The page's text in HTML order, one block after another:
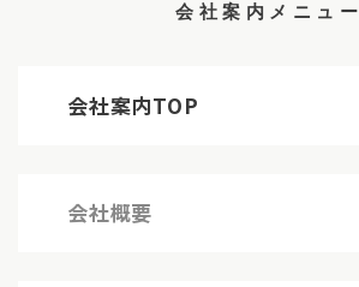
会社案内メニュー
会社案内TOP
会社概要